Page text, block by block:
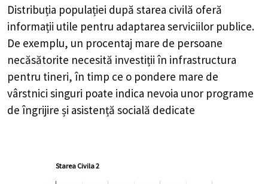
Distribuția populației după starea civilă oferă
informații utile pentru adaptarea serviciilor publice.
De exemplu, un procentaj mare de persoane
necăsătorite necesită investiții în infrastructura
pentru tineri, în timp ce o pondere mare de
vârstnici singuri poate indica nevoia unor programe
de îngrijire și asistență socială dedicate
Starea Civila 2